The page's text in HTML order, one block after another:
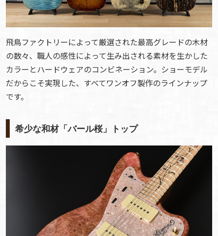
飛鳥ファクトリーによって厳選された最高グレードの木材
の数々、職人の感性によって生み出される素材を生かした
カラーとハードウェアのコンビネーション。ショーモデル
だからこそ実現した、すべてワンオフ製作のラインナップ
です。
希少な和材「バール桜」トップ